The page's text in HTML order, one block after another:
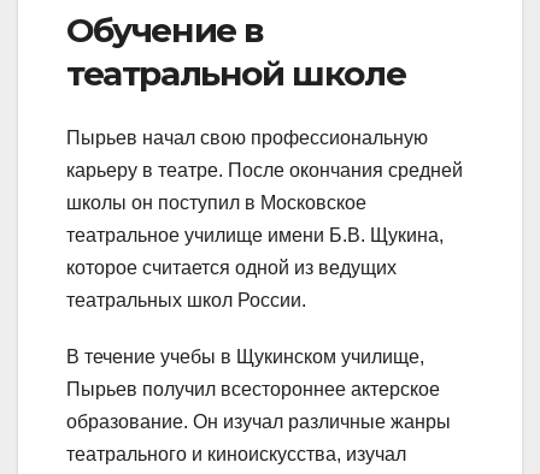
Обучение в
театральной школе
Пырьев начал свою профессиональную
карьеру в театре. После окончания средней
школы он поступил в Московское
театральное училище имени Б.В. Щукина,
которое считается одной из ведущих
театральных школ России.
В течение учебы в Щукинском училище,
Пырьев получил всестороннее актерское
образование. Он изучал различные жанры
театрального и киноискусства, изучал